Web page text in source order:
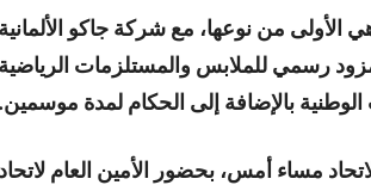
الأولى من نوعها، مع شركة جاكو الألمانية
رسمي للملابس والمستلزمات الرياضية
بالإضافة إلى الحكام لمدة موسمين.
مساء أمس، بحضور الأمين العام لاتحاد